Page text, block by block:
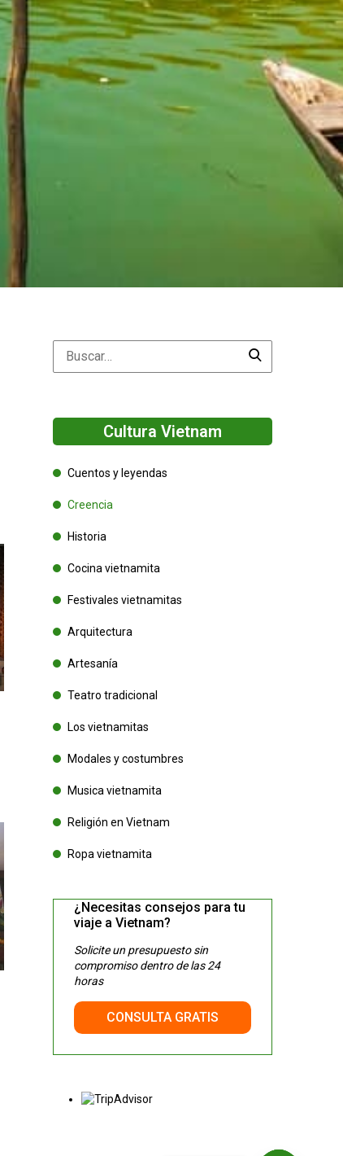
Cultura Vietnam
Cuentos y leyendas
Creencia
Historia
Cocina vietnamita
Festivales vietnamitas
Arquitectura
Artesanía
Teatro tradicional
Los vietnamitas
Modales y costumbres
Musica vietnamita
Religión en Vietnam
Ropa vietnamita
¿Necesitas consejos para tu
viaje a Vietnam?
Solicite un presupuesto sin
compromiso dentro de las 24
horas
CONSULTA GRATIS